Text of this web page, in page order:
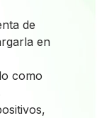
de
en
como